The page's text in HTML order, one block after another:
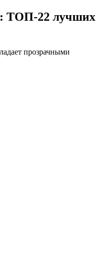
ТОП-22 лучших
прозрачными